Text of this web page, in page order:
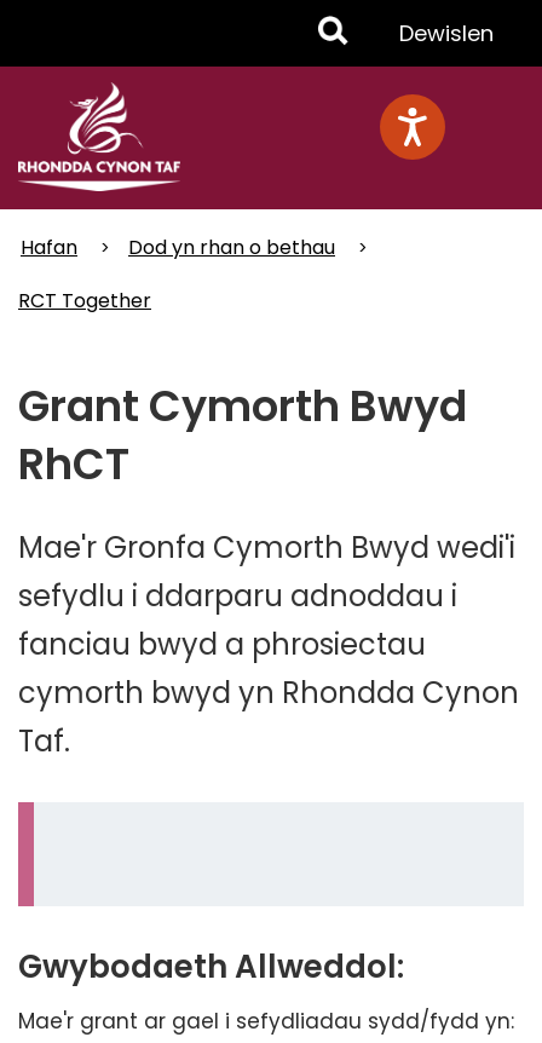
Toggle
Menu
Dewislen
Hafan
Dod yn rhan o bethau
RCT Together
Grant Cymorth Bwyd
RhCT
Mae'r Gronfa Cymorth Bwyd wedi'i
sefydlu i ddarparu adnoddau i
fanciau bwyd a phrosiectau
cymorth bwyd yn Rhondda Cynon
Taf.
Gwybodaeth Allweddol:
Mae'r grant ar gael i sefydliadau sydd/fydd yn: